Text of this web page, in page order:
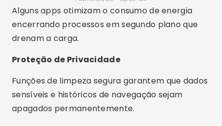
Manutenção Inteligente
Os melhores aplicativos utilizam IA para agendar
limpezas automáticas e sugerir ajustes de
desempenho com base no uso real do
Melhores Apps Inteligentes